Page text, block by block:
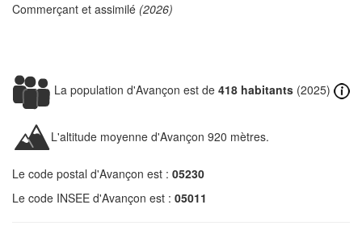
Commerçant et assimilé (2026)
La population d'Avançon est de 418 habitants (2025)
L'altitude moyenne d'Avançon 920 mètres.
Le code postal d'Avançon est : 05230
Le code INSEE d'Avançon est : 05011